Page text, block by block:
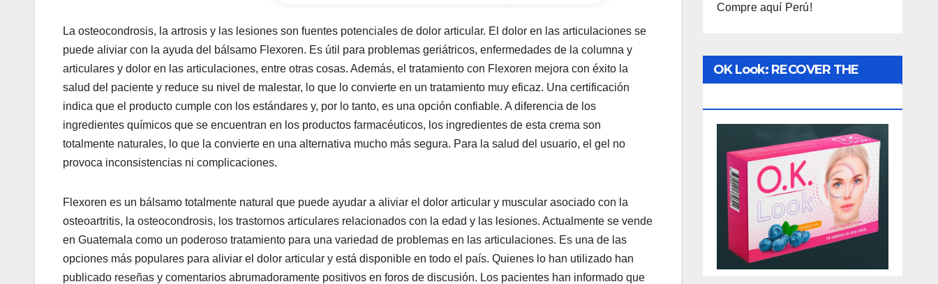
La osteocondrosis, la artrosis y las lesiones son fuentes potenciales de dolor articular. El dolor en las articulaciones se
puede aliviar con la ayuda del bálsamo Flexoren. Es útil para problemas geriátricos, enfermedades de la columna y
articulares y dolor en las articulaciones, entre otras cosas. Además, el tratamiento con Flexoren mejora con éxito la
salud del paciente y reduce su nivel de malestar, lo que lo convierte en un tratamiento muy eficaz. Una certificación
indica que el producto cumple con los estándares y, por lo tanto, es una opción confiable. A diferencia de los
ingredientes químicos que se encuentran en los productos farmacéuticos, los ingredientes de esta crema son
totalmente naturales, lo que la convierte en una alternativa mucho más segura. Para la salud del usuario, el gel no
provoca inconsistencias ni complicaciones.
Flexoren es un bálsamo totalmente natural que puede ayudar a aliviar el dolor articular y muscular asociado con la
osteoartritis, la osteocondrosis, los trastornos articulares relacionados con la edad y las lesiones. Actualmente se vende
en Guatemala como un poderoso tratamiento para una variedad de problemas en las articulaciones. Es una de las
opciones más populares para aliviar el dolor articular y está disponible en todo el país. Quienes lo han utilizado han
publicado reseñas y comentarios abrumadoramente positivos en foros de discusión. Los pacientes han informado que
Compre aquí Perú!
OK Look: RECOVER THE